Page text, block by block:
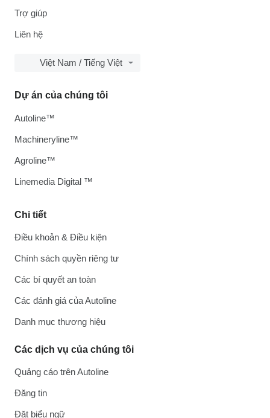
Trợ giúp
Liên hệ
Việt Nam / Tiếng Việt
Chi tiết
Điều khoản & Điều kiện
Chính sách quyền riêng tư
Các bí quyết an toàn
Các đánh giá của Autoline
Danh mục thương hiệu
Các dịch vụ của chúng tôi
Quảng cáo trên Autoline
Đăng tin
Đặt biểu ngữ
Dự án của chúng tôi
Autoline™
Machineryline™
Agroline™
Linemedia Digital ™